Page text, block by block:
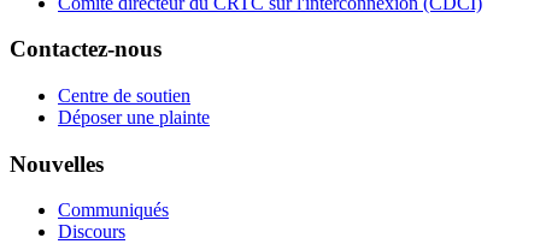
Contactez-nous
Centre de soutien
Déposer une plainte
Nouvelles
Communiqués
Discours